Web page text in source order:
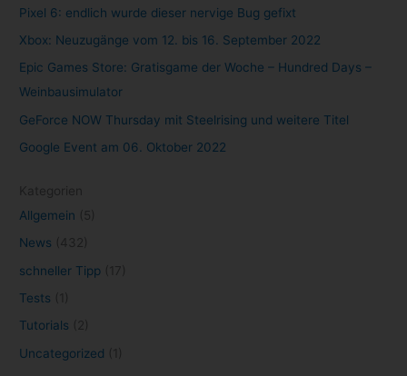
Pixel 6: endlich wurde dieser nervige Bug gefixt
Xbox: Neuzugänge vom 12. bis 16. September 2022
Epic Games Store: Gratisgame der Woche – Hundred Days –
Weinbausimulator
GeForce NOW Thursday mit Steelrising und weitere Titel
Google Event am 06. Oktober 2022
Allgemein
News
schneller Tipp
Tests
Tutorials
Uncategorized